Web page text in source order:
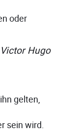
oder
Victor Hugo
gelten,
sein wird.